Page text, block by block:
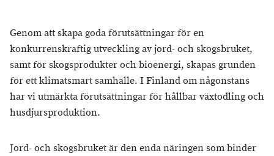
Genom att skapa goda förutsättningar för en
konkurrenskraftig utveckling av jord- och skogsbruket,
samt för skogsprodukter och bioenergi, skapas grunden
för ett klimatsmart samhälle. I Finland om någonstans
har vi utmärkta förutsättningar för hållbar växtodling och
husdjursproduktion.
Jord- och skogsbruket är den enda näringen som binder